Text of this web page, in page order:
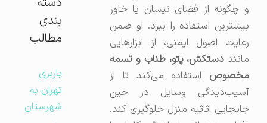
و چگونه از فضای نیسان یا خاور
بیشترین استفاده را ببرد. او ضمن
رعایت اصول ایمنی، از ابزارهایی
ماننددستکش، پتو، طناب و تسمه
مخصوصاستفاده می‌کند تا از
آسیب‌دیدگی وسایل در حین
جابجایی اثاثیه منزل جلوگیری کند.
بندی
مطالب
باربری
تهران به
شهرستان